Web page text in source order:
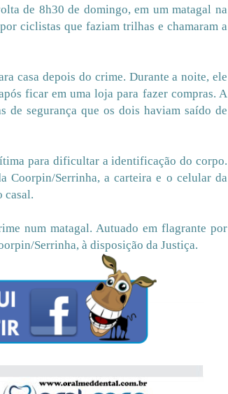
de 8h30 de domingo, em um matagal na
ciclistas que faziam trilhas e chamaram a
casa depois do crime. Durante a noite, ele
ficar em uma loja para fazer compras. A
de segurança que os dois haviam saído de
para dificultar a identificação do corpo.
Coorpin/Serrinha, a carteira e o celular da
casal.
num matagal. Autuado em flagrante por
Serrinha, à disposição da Justiça.